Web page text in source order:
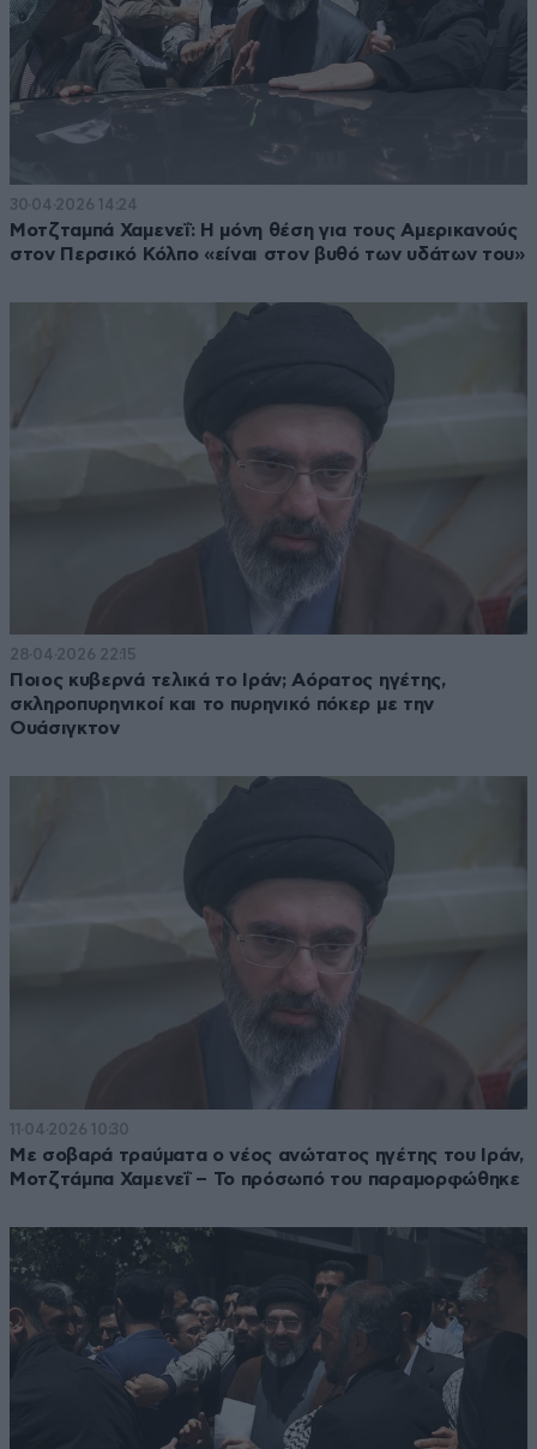
30·04·2026 14:24
Μοτζταμπά Χαμενεΐ: Η μόνη θέση για τους Αμερικανούς
στον Περσικό Κόλπο «είναι στον βυθό των υδάτων του»
28·04·2026 22:15
Ποιος κυβερνά τελικά το Ιράν; Αόρατος ηγέτης,
σκληροπυρηνικοί και το πυρηνικό πόκερ με την
Ουάσιγκτον
11·04·2026 10:30
Με σοβαρά τραύματα ο νέος ανώτατος ηγέτης του Ιράν,
Μοτζτάμπα Χαμενεΐ – Το πρόσωπό του παραμορφώθηκε